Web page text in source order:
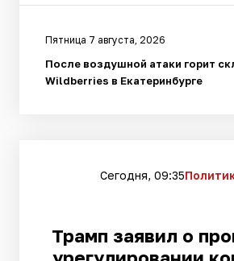
Пятница 7 августа, 2026
После воздушной атаки горит
Wildberries в Екатеринбурге
Сегодня, 09:35
Трамп заявил о